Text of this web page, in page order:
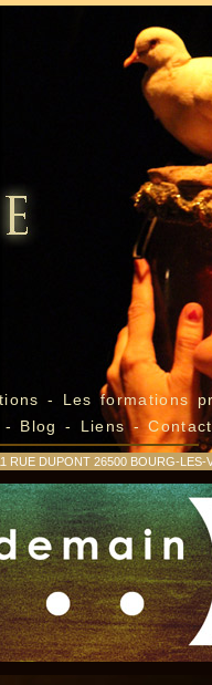
- Les formations
- Blog - Liens-Contact
RUE DUPONT 26500 BOURG-LES-